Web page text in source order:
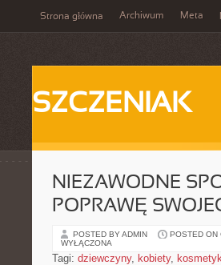
Strona główna Archiwum Meta
SZCZENIAK
NIEZAWODNE
POPRAWĘ
POSTED BY ADMIN POSTED ON
WYŁĄCZONA
Tagi: dziewczyny, kobiety,